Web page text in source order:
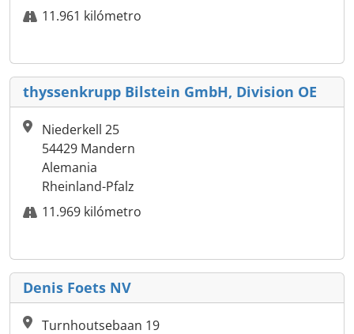
11.961 kilómetro
thyssenkrupp Bilstein GmbH, Division OE
Niederkell 25
54429 Mandern
Alemania
Rheinland-Pfalz
11.969 kilómetro
Denis Foets NV
Turnhoutsebaan 19